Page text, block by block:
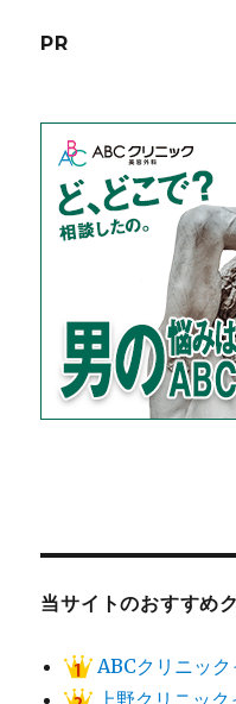
PR
当サイトのおすすめ
ABCクリニッ
上野クリニック